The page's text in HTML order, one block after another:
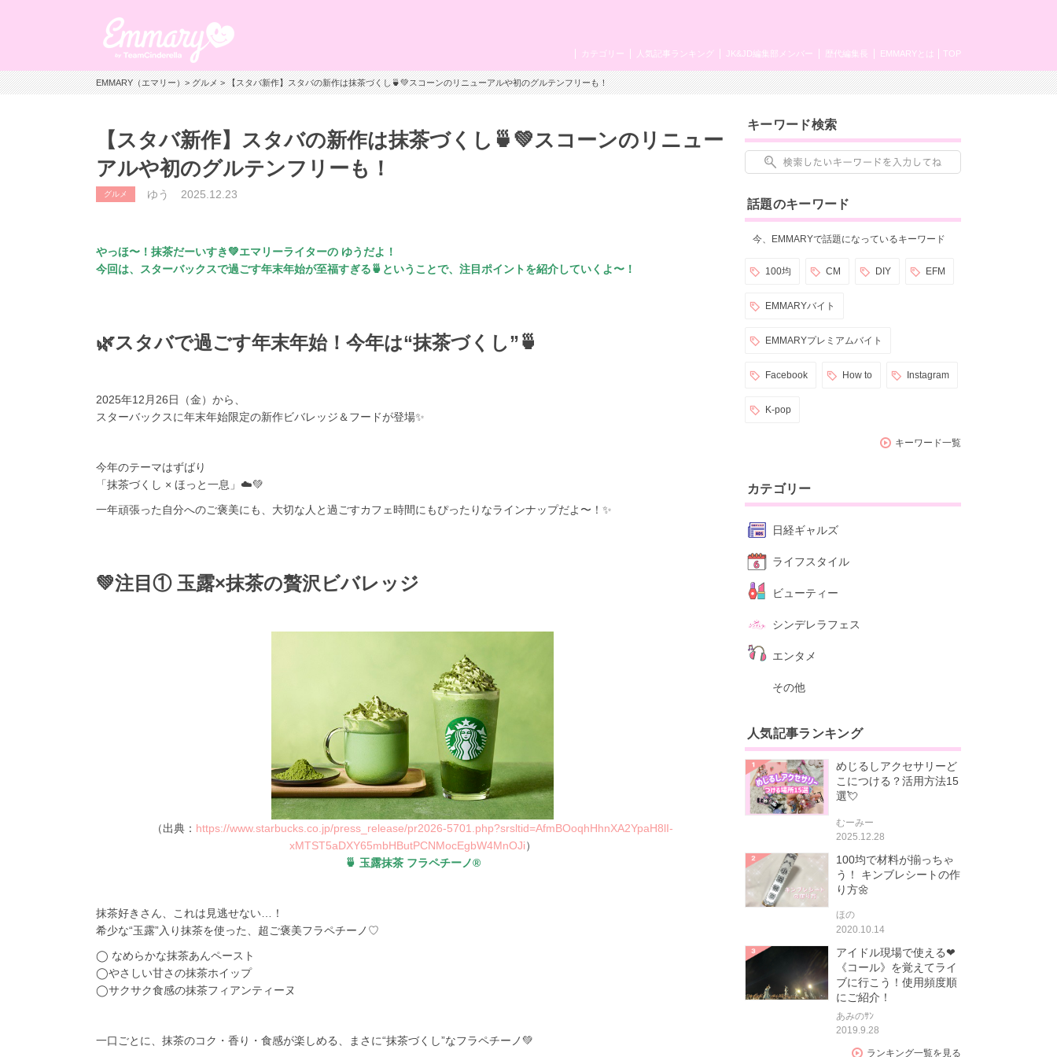
TOP
EMMARYとは
歴代編集長
JK&JD編集部メンバー
人気記事ランキング
カテゴリー
EMMARY（エマリー）>グルメ> 【スタバ新作】スタバの新作は抹茶づくし🍵💚スコーンのリニューアルや初のグルテンフリーも！
【スタバ新作】スタバの新作は抹茶づくし🍵💚スコーンのリニュー
アルや初のグルテンフリーも！
グルメ ゆう 2025.12.23
やっほ〜！抹茶だーいすき💚エマリーライターの ゆうだよ！
今回は、スターバックスで過ごす年末年始が至福すぎる🍵ということで、注目ポイントを紹介していくよ〜！
🌿スタバで過ごす年末年始！今年は“抹茶づくし”🍵
2025年12月26日（金）から、
スターバックスに年末年始限定の新作ビバレッジ＆フードが登場✨
今年のテーマはずばり
「抹茶づくし × ほっと一息」☁️💚
一年頑張った自分へのご褒美にも、大切な人と過ごすカフェ時間にもぴったりなラインナップだよ〜！✨
💚注目① 玉露×抹茶の贅沢ビバレッジ
（出典： https://www.starbucks.co.jp/press_release/pr2026-5701.php?srsltid=AfmBOoqhHhnXA2YpaH8lI-
xMTST5aDXY65mbHButPCNMocEgbW4MnOJi）
🍵 玉露抹茶 フラペチーノ®
抹茶好きさん、これは見逃せない…！
希少な“玉露”入り抹茶を使った、超ご褒美フラペチーノ♡
◯ なめらかな抹茶あんペースト
◯やさしい甘さの抹茶ホイップ
◯サクサク食感の抹茶フィアンティーヌ
一口ごとに、抹茶のコク・香り・食感が楽しめる、まさに“抹茶づくし”なフラペチーノ💚
キーワード検索
話題のキーワード
今、EMMARYで話題になっているキーワード
100均 CM DIY EFM
EMMARYバイト
EMMARYプレミアムバイト
Facebook How to Instagram
K-pop
キーワード一覧
カテゴリー
日経ギャルズ
ライフスタイル
ビューティー
シンデレラフェス
エンタメ
その他
人気記事ランキング
めじるしアクセサリーど
こにつける？活用方法15
選💘
むーみー
2025.12.28
100均で材料が揃っちゃ
う！ キンブレシートの作
り方🌼
ほの
2020.10.14
アイドル現場で使える❤
《コール》を覚えてライ
ブに行こう！使用頻度順
にご紹介！
あみのｻﾝ
2019.9.28
ランキング一覧を見る